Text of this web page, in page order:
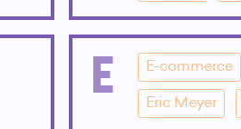
E E-commerce
Eric Meyer